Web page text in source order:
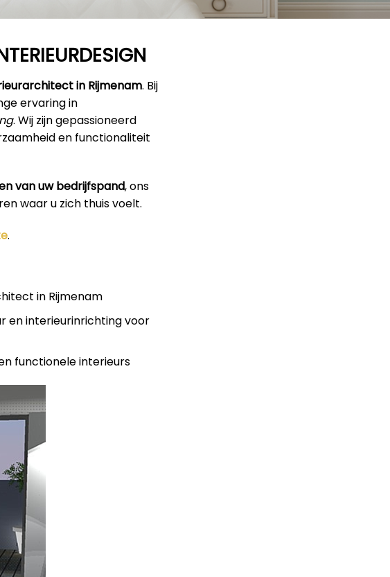
in Rijmenam. Bij
ervaring in
. Wij zijn gepassioneerd
en functionaliteit
van uw bedrijfspand, ons
waar u zich thuis voelt.
.
in Rijmenam
en interieurinrichting voor
functionele interieurs